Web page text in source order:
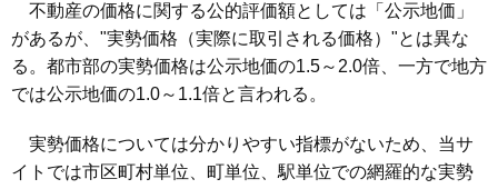
不動産の価格に関する公的評価額としては「公示地価」
があるが、"実勢価格（実際に取引される価格）"とは異な
る。都市部の実勢価格は公示地価の1.5～2.0倍、一方で地方
では公示地価の1.0～1.1倍と言われる。
実勢価格については分かりやすい指標がないため、当サ
イトでは市区町村単位、町単位、駅単位での網羅的な実勢